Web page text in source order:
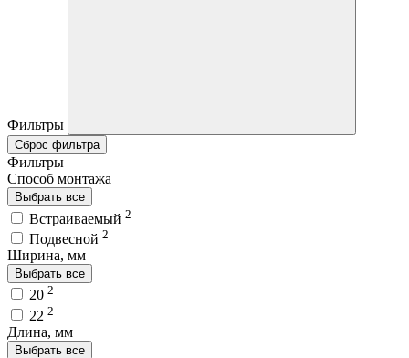
Фильтры
Сброс фильтра
Фильтры
Способ монтажа
Выбрать все
Встраиваемый 2
Подвесной 2
Ширина, мм
Выбрать все
20 2
22 2
Длина, мм
Выбрать все